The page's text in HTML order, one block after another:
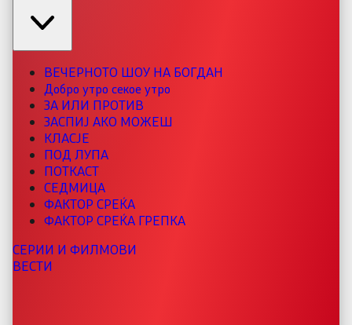
ВЕЧЕРНОТО ШОУ НА БОГДАН
Добро утро секое утро
ЗА ИЛИ ПРОТИВ
ЗАСПИЈ АКО МОЖЕШ
КЛАСЈЕ
ПОД ЛУПА
ПОТКАСТ
СЕДМИЦА
ФАКТОР СРЕЌА
ФАКТОР СРЕЌА ГРЕПКА
СЕРИИ И ФИЛМОВИ
ВЕСТИ